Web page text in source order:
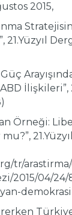
2015,
21.Yüzyıl
İlişkileri”,
Örneği:
tr/
2015/04/24/